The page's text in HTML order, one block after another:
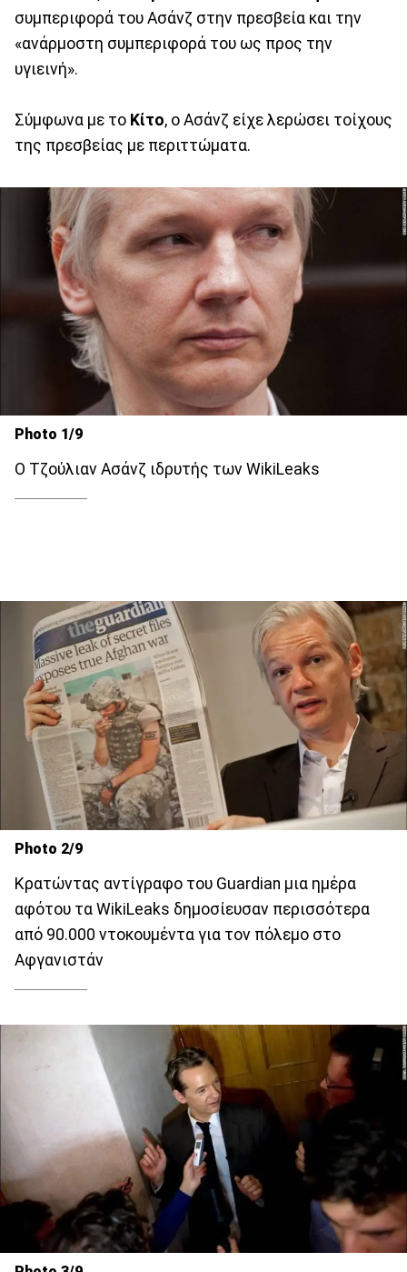
συμπεριφορά του Ασάνζ στην πρεσβεία και την
«ανάρμοστη συμπεριφορά του ως προς την
υγιεινή».
Σύμφωνα με το Κίτο, ο Ασάνζ είχε λερώσει τοίχους
της πρεσβείας με περιττώματα.
Photo 1/9
Ο Τζούλιαν Ασάνζ ιδρυτής των WikiLeaks
Photo 2/9
Κρατώντας αντίγραφο του Guardian μια ημέρα
αφότου τα WikiLeaks δημοσίευσαν περισσότερα
από 90.000 ντοκουμέντα για τον πόλεμο στο
Αφγανιστάν